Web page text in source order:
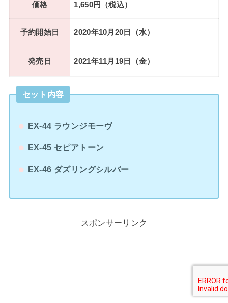
価格 1,650円（税込）
予約開始日 2020年10月20日（水）
発売日 2021年11月19日（金）
セット内容
EX-44 ラウンジモーヴ
EX-45 セピアトーン
EX-46 ダズリングシルバー
スポンサーリンク